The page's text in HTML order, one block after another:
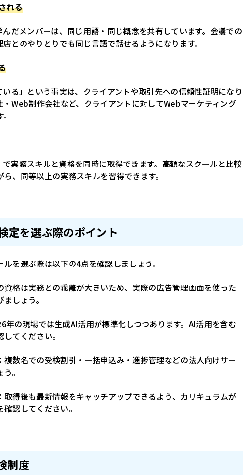
れる
だメンバーは、同じ用語・同じ概念を共有しています。会議での
とのやりとりでも同じ言語で話せるようになります。
いる」という事実は、クライアントや取引先への信頼性証明になり
・Web制作会社など、クライアントに対してWebマーケティング
実務スキルと資格を同時に取得できます。高額なスクールと比較
、同等以上の実務スキルを習得できます。
定を選ぶ際のポイント
を選ぶ際は以下の4点を確認しましょう。
資格は実務との乖離が大きいため、実際の広告管理画面を使った
しょう。
年の現場では生成AI活用が標準化しつつあります。AI活用を含む
てください。
複数名での受検割引・一括申込み・進捗管理などの法人向けサー
。
取得後も最新情報をキャッチアップできるよう、カリキュラムが
認してください。
制度